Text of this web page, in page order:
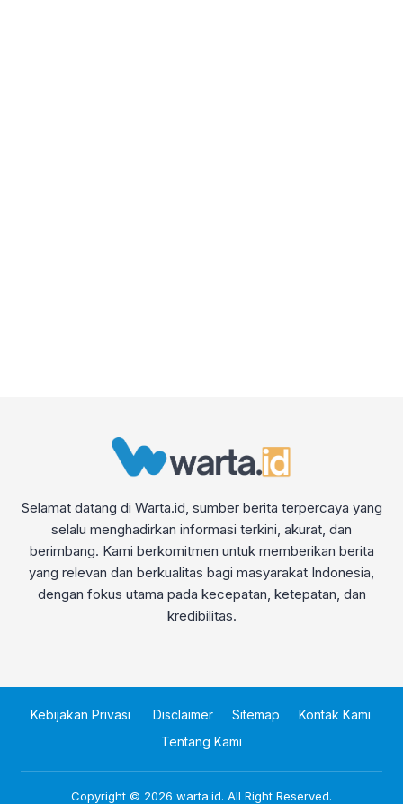
Selamat datang di Warta.id, sumber berita terpercaya yang
selalu menghadirkan informasi terkini, akurat, dan
berimbang. Kami berkomitmen untuk memberikan berita
yang relevan dan berkualitas bagi masyarakat Indonesia,
dengan fokus utama pada kecepatan, ketepatan, dan
kredibilitas.
Kebijakan Privasi Disclaimer Sitemap
Kontak Kami
Tentang Kami
Copyright © 2026 warta.id. All Right Reserved.